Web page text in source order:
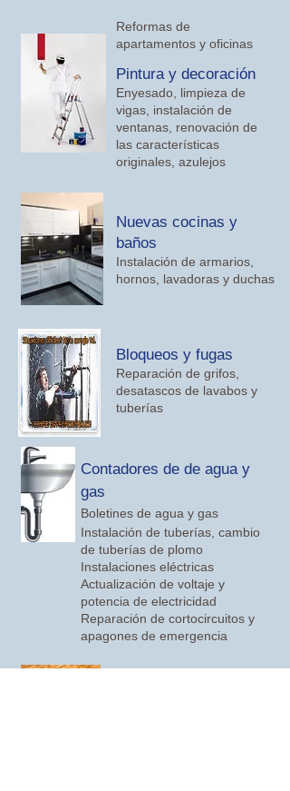
​Reformas de
apartamentos y oficinas
Pintura y decoración
Enyesado, limpieza de
vigas, instalación de
ventanas, renovación de
las características
originales, ​azulejos
​Nuevas cocinas y
baños
Instalación de armarios,
hornos, lavadoras y duchas
​Bloqueos y fugas
Reparación de grifos,
desatascos de lavabos y
tuberías
Contadores de de agua y
gas
Boletines de agua y gas
Instalación de tuberías, cambio
de tuberías de plomo
Instalaciones eléctricas
Actualización de voltaje y
potencia de electricidad
Reparación de cortocircuitos y
apagones de emergencia